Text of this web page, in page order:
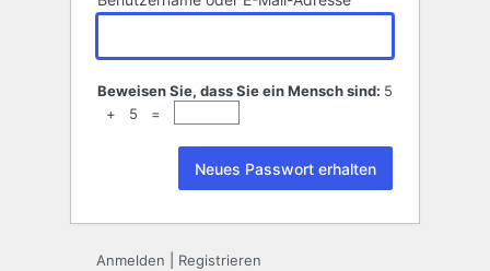
Beweisen Sie, dass Sie ein Mensch sind: 5
+ 5 =
Anmelden Registrieren